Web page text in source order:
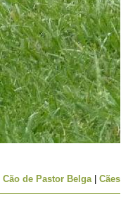
Cão de Pastor Belga| Cães